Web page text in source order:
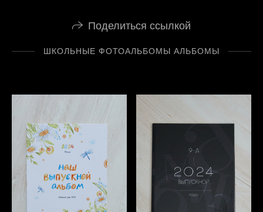
Поделиться ссылкой
ШКОЛЬНЫЕ ФОТОАЛЬБОМЫ АЛЬБОМЫ